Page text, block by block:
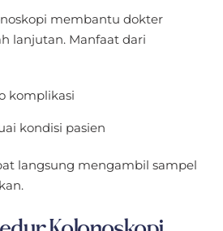
membantu dokter
lanjutan. Manfaat dari
komplikasi
kondisi pasien
langsung mengambil sampel